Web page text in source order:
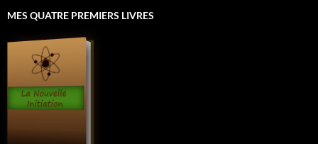
MES QUATRE PREMIERS LIVRES